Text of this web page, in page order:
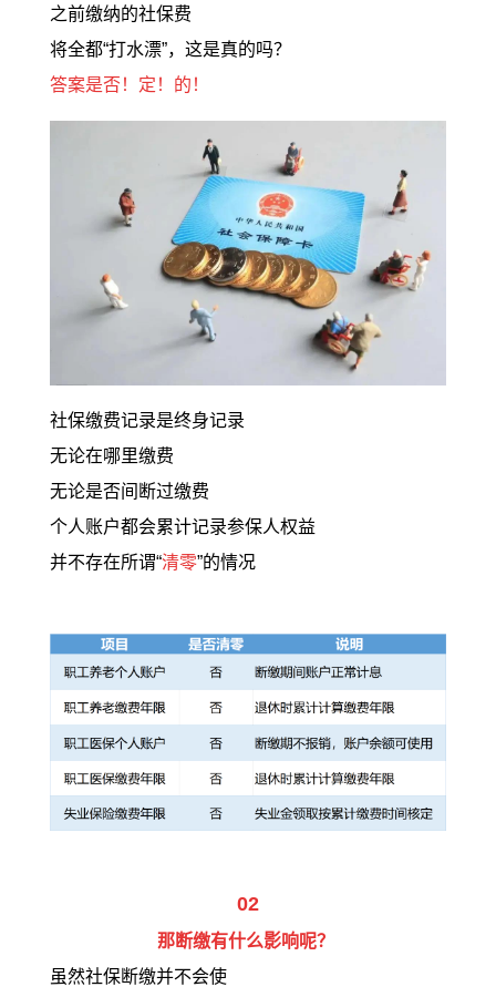
之前缴纳的社保费
将全都“打水漂”，这是真的吗？
答案是否！定！的！
社保缴费记录是终身记录
无论在哪里缴费
无论是否间断过缴费
个人账户都会累计记录参保人权益
并不存在所谓“清零”的情况
02
那断缴有什么影响呢？
虽然社保断缴并不会使